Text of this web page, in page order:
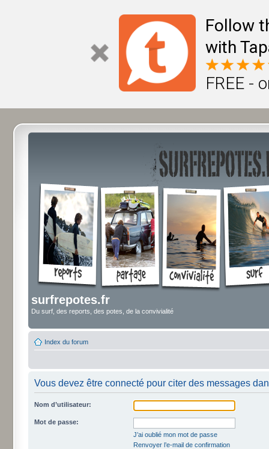
Follow
with
FREE -
surfrepotes.fr
Du surf, des reports, des potes, de la convivialité
Index du forum
Vous devez être connecté pour citer des messages
Nom d’utilisateur:
Mot de passe:
J’ai oublié mon mot de passe
Renvoyer l’e-mail de confirmation